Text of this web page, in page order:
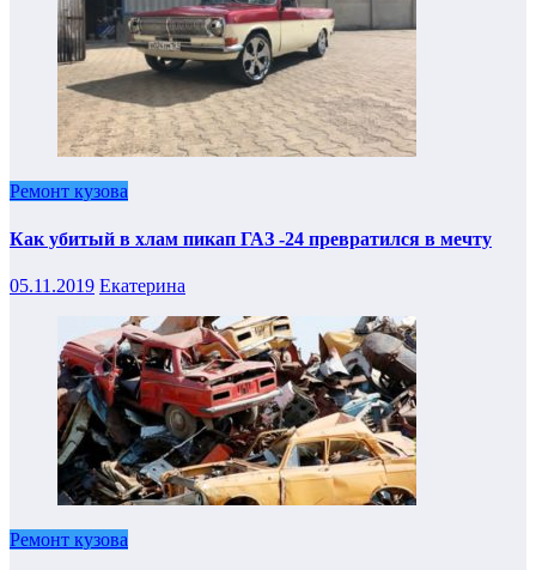
Ремонт кузова
Как убитый в хлам пикап ГАЗ -24 превратился в мечту
05.11.2019 Екатерина
Ремонт кузова